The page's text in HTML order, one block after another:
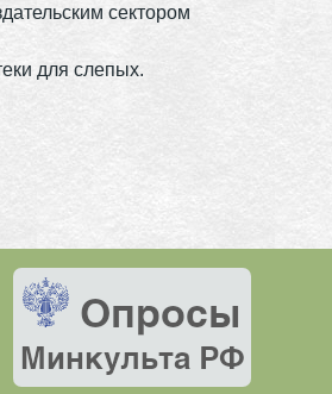
сектором
для слепых.